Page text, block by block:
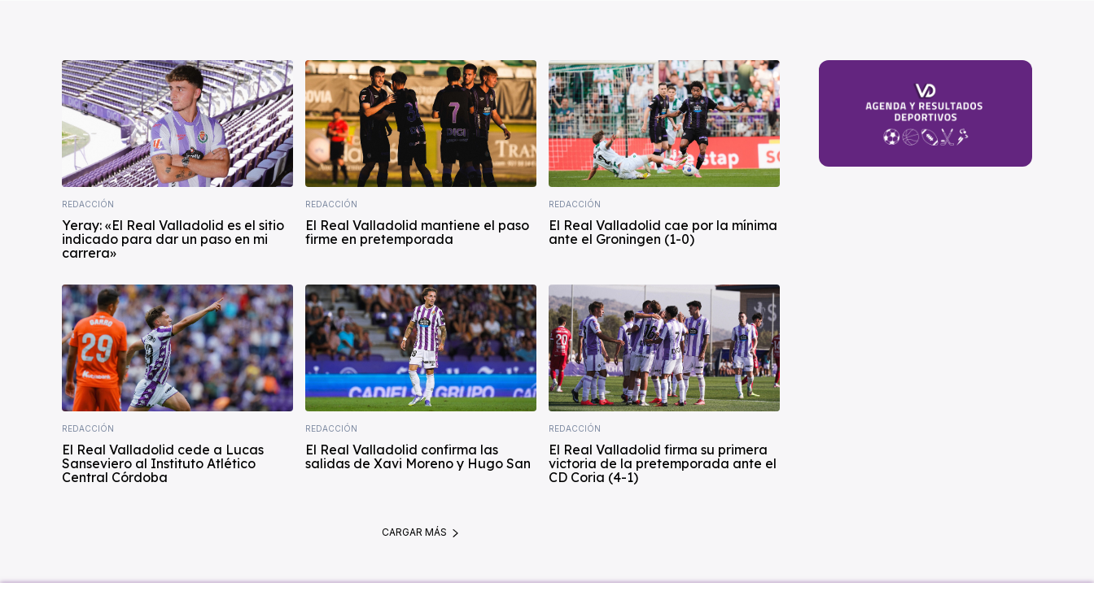
REDACCIÓN
Yeray: «El Real Valladolid es el sitio
indicado para dar un paso en mi
carrera»
REDACCIÓN
El Real Valladolid mantiene el paso
firme en pretemporada
REDACCIÓN
El Real Valladolid cae por la mínima
ante el Groningen (1-0)
REDACCIÓN
El Real Valladolid cede a Lucas
Sanseviero al Instituto Atlético
Central Córdoba
REDACCIÓN
El Real Valladolid confirma las
salidas de Xavi Moreno y Hugo San
REDACCIÓN
El Real Valladolid firma su primera
victoria de la pretemporada ante el
CD Coria (4-1)
CARGAR MÁS